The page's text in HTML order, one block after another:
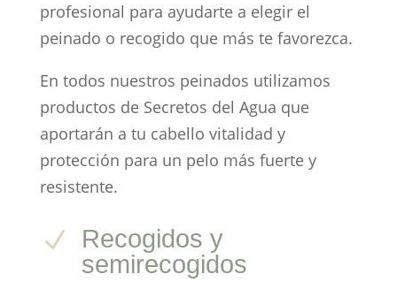
profesional para ayudarte a elegir el
peinado o recogido que más te favorezca.
En todos nuestros peinados utilizamos
productos de Secretos del Agua que
aportarán a tu cabello vitalidad y
protección para un pelo más fuerte y
resistente.
N
Recogidos y
semirecogidos